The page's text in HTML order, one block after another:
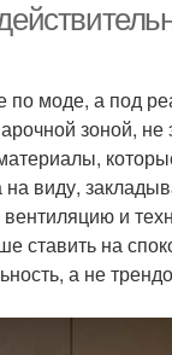
по моде, а под
зоной, не
виду,
и
ставить на
а не